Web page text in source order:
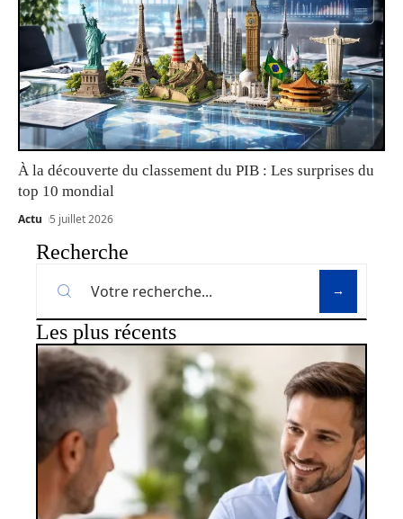
À la découverte du classement du PIB : Les surprises du
top 10 mondial
Actu 5 juillet 2026
Recherche
Les plus récents